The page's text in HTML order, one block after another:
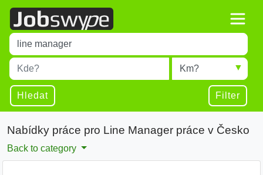
Title
Type 1 or more characters for results.
Místo
Type 1 or more characters for results.
Radius
Hledat Filter
Nabídky práce pro Line Manager práce v Česko
Back to category